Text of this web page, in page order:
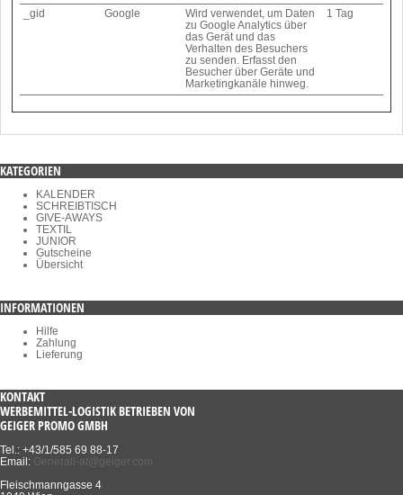
_gid Google
Wird verwendet, um Daten
zu Google Analytics über
das Gerät und das
Verhalten des Besuchers
zu senden. Erfasst den
Besucher über Geräte und
Marketingkanäle hinweg.
1 Tag
KATEGORIEN
KALENDER
SCHREIBTISCH
GIVE-AWAYS
TEXTIL
JUNIOR
Gutscheine
Übersicht
INFORMATIONEN
Hilfe
Zahlung
Lieferung
KONTAKT
WERBEMITTEL-LOGISTIK BETRIEBEN VON
GEIGER PROMO GMBH
Tel.: +43/1/585 69 88-17
Email: Generali-at@geiger.com
Fleischmanngasse 4